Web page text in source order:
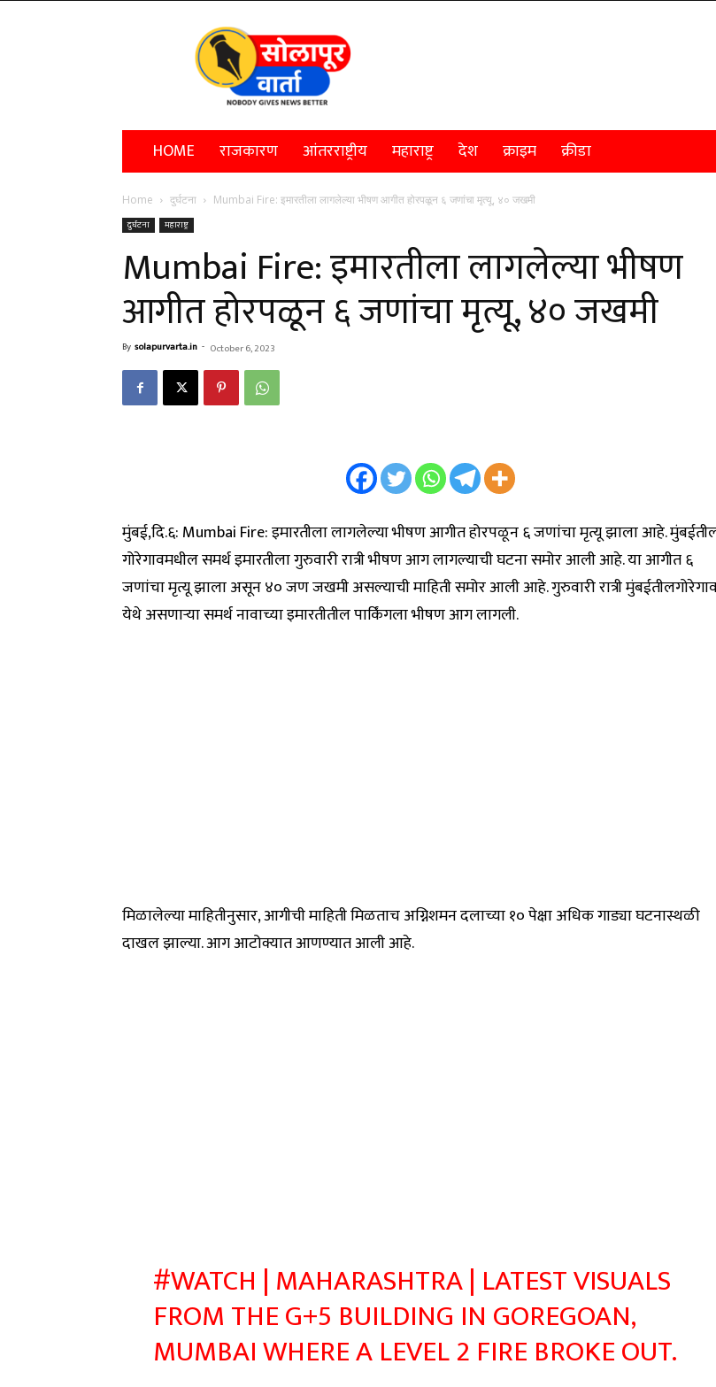
Solapur
Varta
HOME राजकारण आंतरराष्ट्रीय महाराष्ट्र देश क्राइम क्रीडा
Home दुर्घटना Mumbai Fire: इमारतीला लागलेल्या भीषण आगीत होरपळून ६ जणांचा मृत्यू, ४० जखमी
दुर्घटना महाराष्ट्र
Mumbai Fire: इमारतीला लागलेल्या भीषण
आगीत होरपळून ६ जणांचा मृत्यू, ४० जखमी
By solapurvarta.in - October 6, 2023
मुंबई,दि.६: Mumbai Fire: इमारतीला लागलेल्या भीषण आगीत होरपळून ६ जणांचा मृत्यू झाला आहे.
गोरेगावमधील समर्थ इमारतीला गुरुवारी रात्री भीषण आग लागल्याची घटना समोर आली आहे. या आगीत ६
जणांचा मृत्यू झाला असून ४० जण जखमी असल्याची माहिती समोर आली आहे. गुरुवारी रात्री
येथे असणाऱ्या समर्थ नावाच्या इमारतीतील पार्किंगला भीषण आग लागली.
मिळालेल्या माहितीनुसार, आगीची माहिती मिळताच अग्निशमन दलाच्या १० पेक्षा अधिक गाड्या घटनास्थळी
दाखल झाल्या. आग आटोक्यात आणण्यात आली आहे.
#WATCH | MAHARASHTRA | LATEST VISUALS
FROM THE G+5 BUILDING IN GOREGOAN,
MUMBAI WHERE A LEVEL 2 FIRE BROKE OUT.